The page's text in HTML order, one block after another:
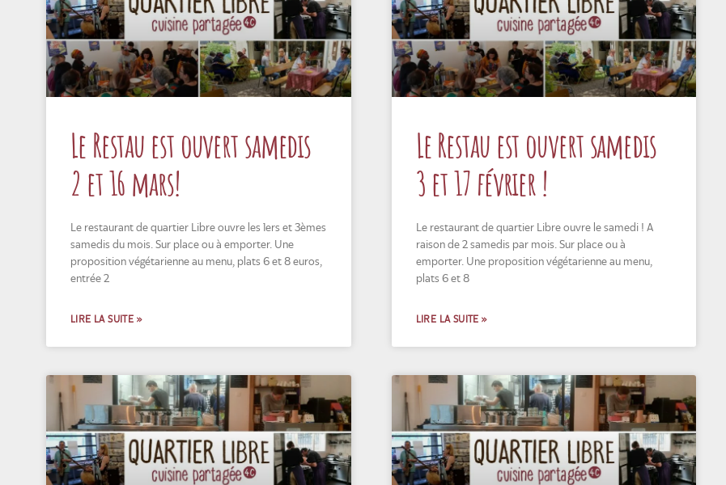
Le Restau est ouvert samedis
2 et 16 mars!
Le restaurant de quartier Libre ouvre les 1ers et 3èmes
samedis du mois. Sur place ou à emporter. Une
proposition végétarienne au menu, plats 6 et 8 euros,
entrée 2
LIRE LA SUITE »
Le Restau est ouvert samedis
3 et 17 février !
Le restaurant de quartier Libre ouvre le samedi ! A
raison de 2 samedis par mois. Sur place ou à
emporter. Une proposition végétarienne au menu,
plats 6 et 8
LIRE LA SUITE »